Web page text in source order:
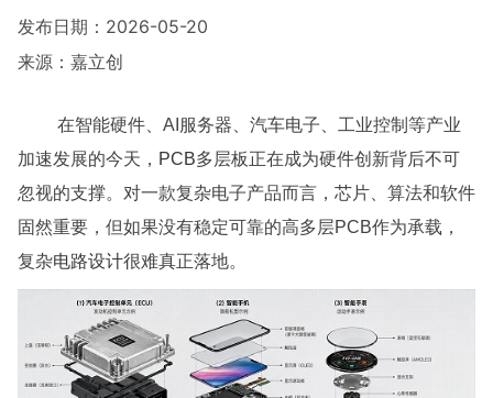
发布日期：2026-05-20
来源：嘉立创
在智能硬件、AI服务器、汽车电子、工业控制等产业
加速发展的今天， PCB多层板正在成为硬件创新背后不可
忽视的支撑。对一款复杂电子产品而言，芯片、算法和软件
固然重要，但如果没有稳定可靠的高多层PCB作为承载，
复杂电路设计很难真正落地。